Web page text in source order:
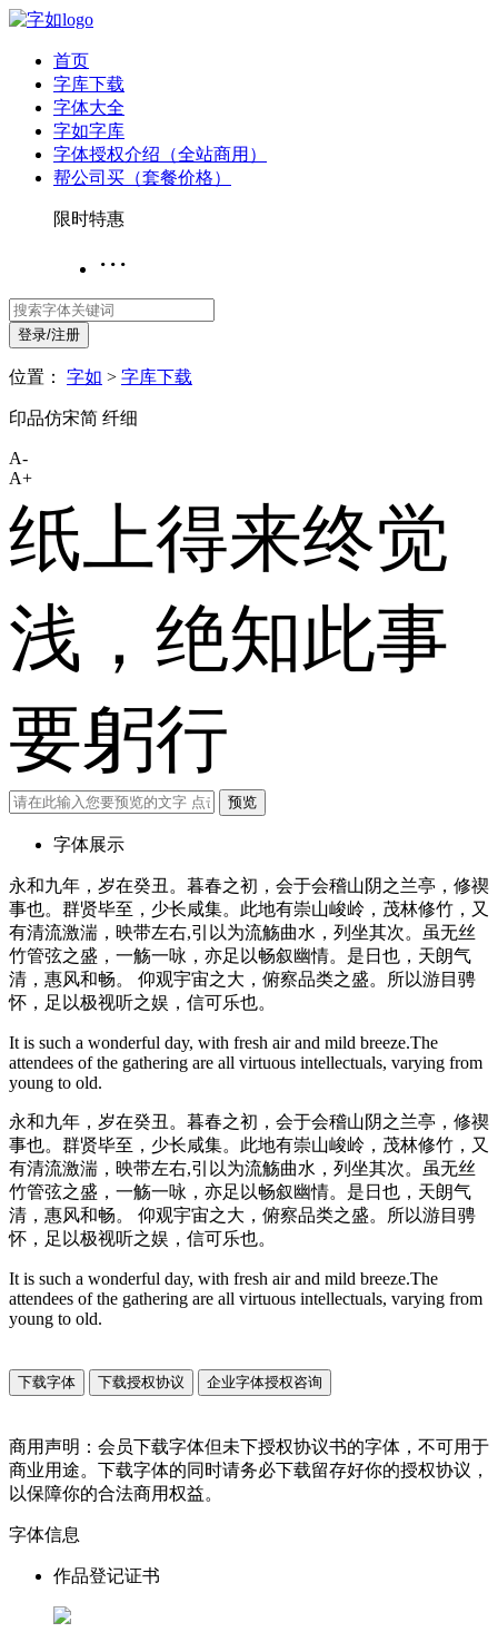
首页
字库下载
字体大全
字如字库
字体授权介绍（全站商用）
帮公司买（套餐价格）
限时特惠
···
登录/注册
位置： 字如 > 字库下载
印品仿宋简 纤细
A-
A+
纸上得来终觉
浅，绝知此事
要躬行
预览
字体展示
永和九年，岁在癸丑。暮春之初，会于会稽山阴之兰亭，修禊
事也。群贤毕至，少长咸集。此地有崇山峻岭，茂林修竹，又
有清流激湍，映带左右,引以为流觞曲水，列坐其次。虽无丝
竹管弦之盛，一觞一咏，亦足以畅叙幽情。是日也，天朗气
清，惠风和畅。 仰观宇宙之大，俯察品类之盛。所以游目骋
怀，足以极视听之娱，信可乐也。
It is such a wonderful day, with fresh air and mild breeze.The
attendees of the gathering are all virtuous intellectuals, varying from
young to old.
永和九年，岁在癸丑。暮春之初，会于会稽山阴之兰亭，修禊
事也。群贤毕至，少长咸集。此地有崇山峻岭，茂林修竹，又
有清流激湍，映带左右,引以为流觞曲水，列坐其次。虽无丝
竹管弦之盛，一觞一咏，亦足以畅叙幽情。是日也，天朗气
清，惠风和畅。 仰观宇宙之大，俯察品类之盛。所以游目骋
怀，足以极视听之娱，信可乐也。
It is such a wonderful day, with fresh air and mild breeze.The
attendees of the gathering are all virtuous intellectuals, varying from
young to old.
下载字体 下载授权协议 企业字体授权咨询
商用声明：会员下载字体但未下授权协议书的字体，不可用于
商业用途。下载字体的同时请务必下载留存好你的授权协议，
以保障你的合法商用权益。
字体信息
作品登记证书